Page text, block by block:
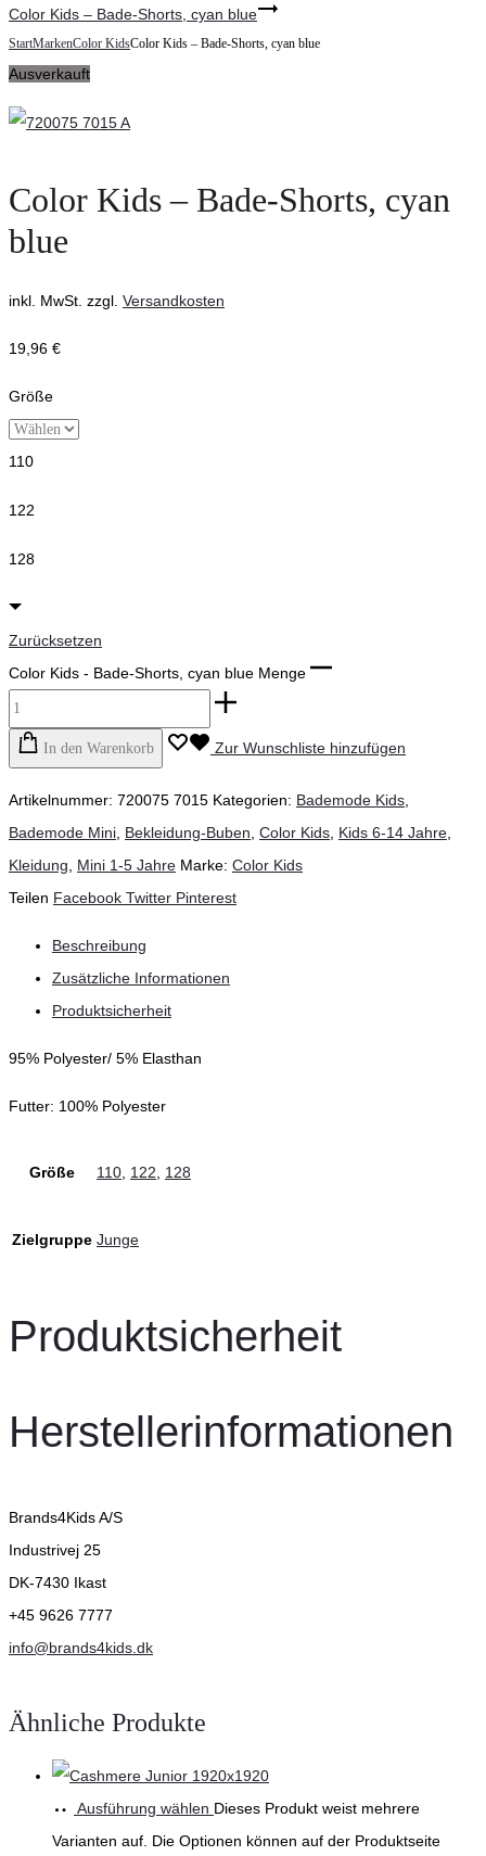
Color Kids – Bade-Shorts, cyan blue
StartMarkenColor KidsColor Kids – Bade-Shorts, cyan blue
Ausverkauft
Color Kids – Bade-Shorts, cyan
blue
inkl. MwSt. zzgl. Versandkosten
19,96 €
Größe
110
122
128
Zurücksetzen
Color Kids - Bade-Shorts, cyan blue Menge
In den Warenkorb Zur Wunschliste hinzufügen
Artikelnummer: 720075 7015 Kategorien: Bademode Kids,
Bademode Mini, Bekleidung-Buben, Color Kids, Kids 6-14 Jahre,
Kleidung, Mini 1-5 Jahre Marke: Color Kids
Teilen Facebook Twitter Pinterest
Beschreibung
Zusätzliche Informationen
Produktsicherheit
95% Polyester/ 5% Elasthan
Futter: 100% Polyester
Größe 110, 122, 128
Zielgruppe Junge
Produktsicherheit
Herstellerinformationen
Brands4Kids A/S
Industrivej 25
DK-7430 Ikast
+45 9626 7777
info@brands4kids.dk
Ähnliche Produkte
Ausführung wählen Dieses Produkt weist mehrere
Varianten auf. Die Optionen können auf der Produktseite